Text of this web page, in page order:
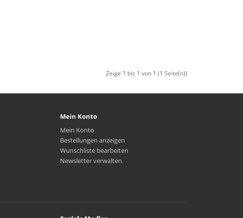
Zeige 1 bis 1 von 1 (1 Seite(n))
Mein Konto
Mein Konto
Bestellungen anzeigen
Wunschliste bearbeiten
Newsletter verwalten